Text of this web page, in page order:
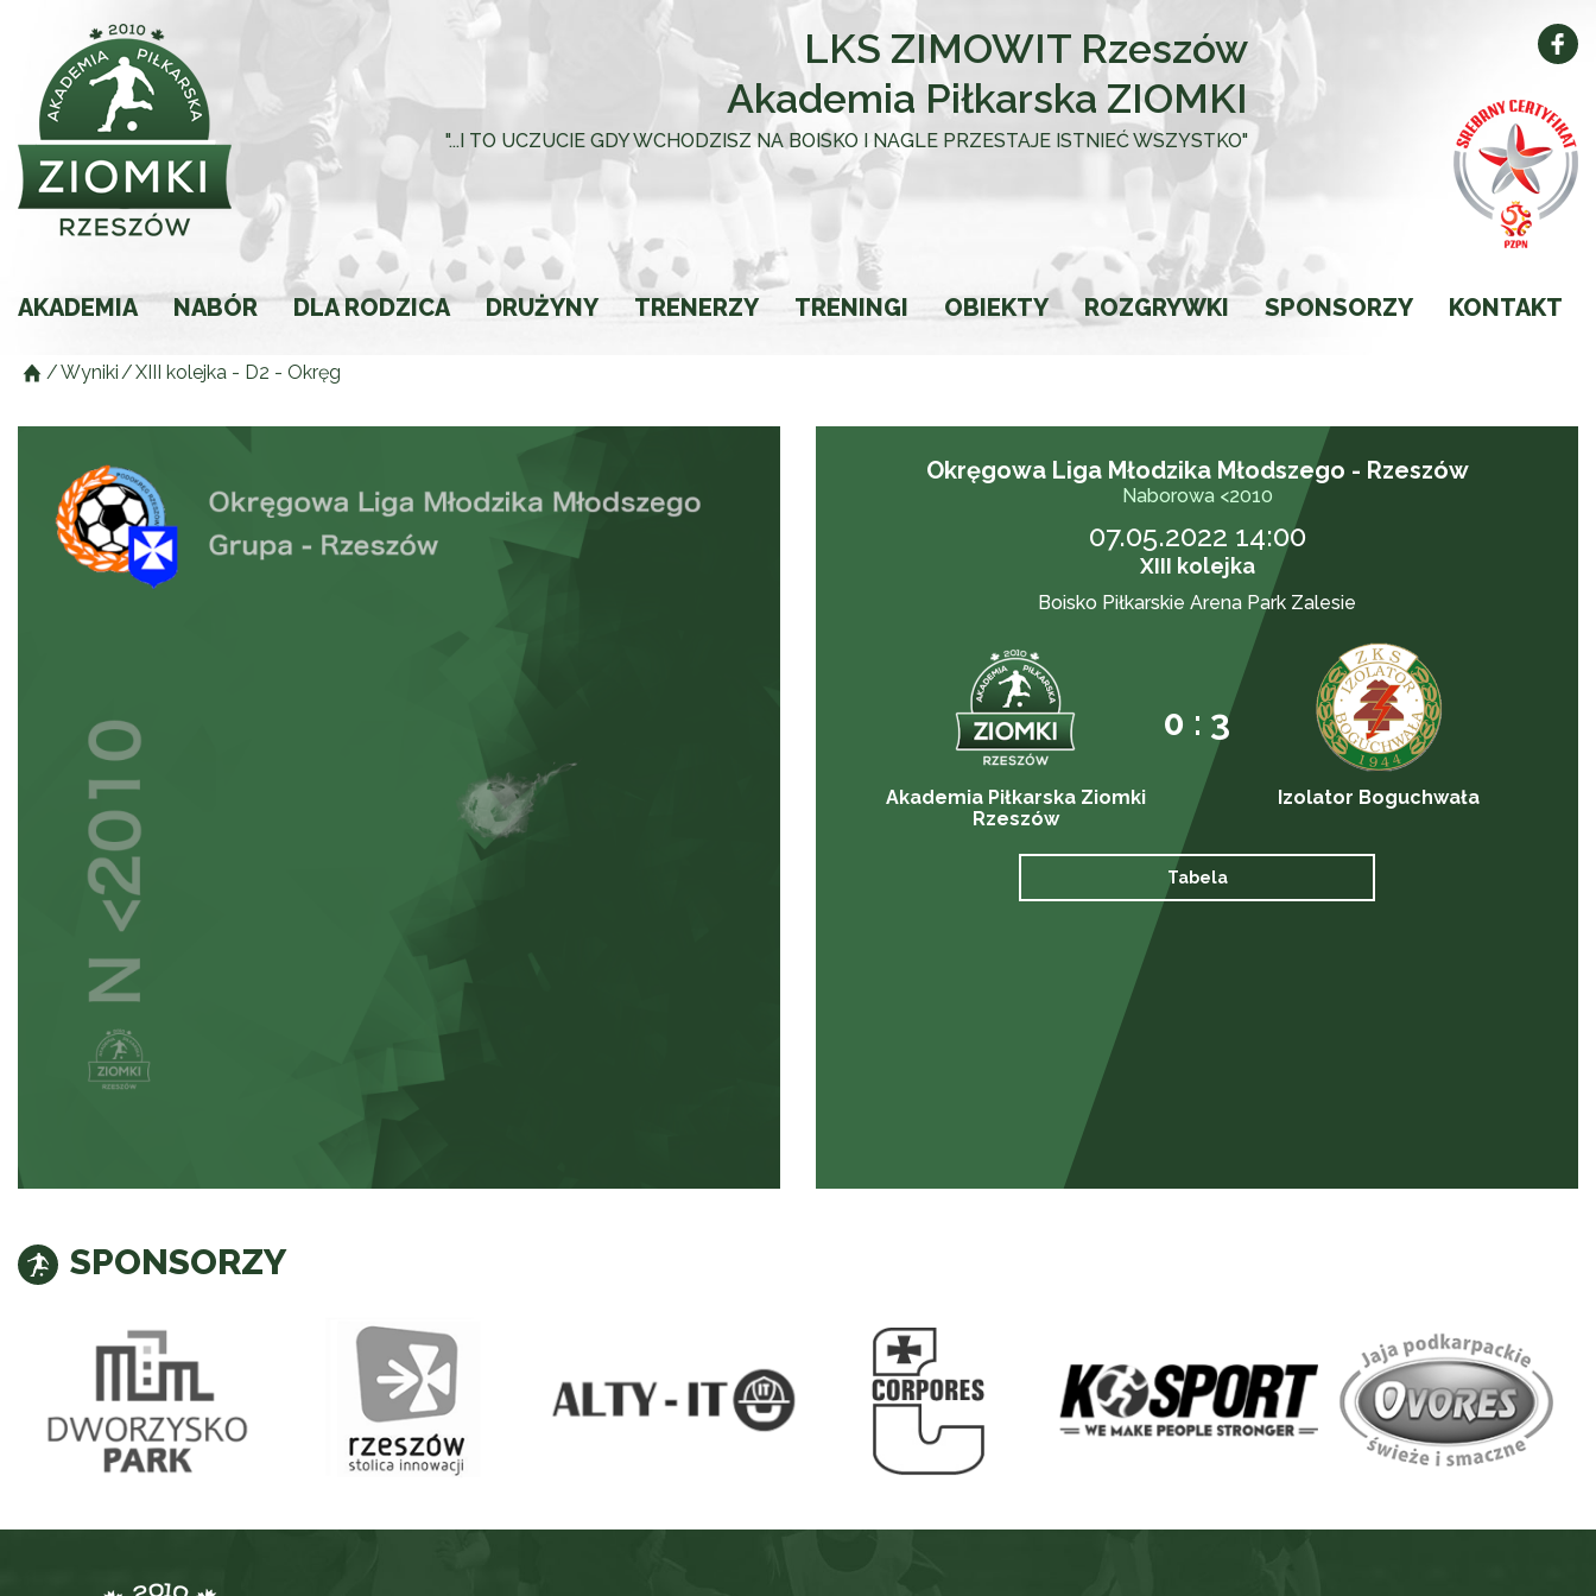
LKS ZIMOWIT Rzeszów
Akademia Piłkarska ZIOMKI
"...I TO UCZUCIE GDY WCHODZISZ NA BOISKO I NAGLE PRZESTAJE ISTNIEĆ WSZYSTKO"
AKADEMIA
Historia
NABÓR DLA RODZICA
Rodzic młodego sportowca
Składki
Ochrona Małoletnich
DRUŻYNY TRENERZY TRENINGI OBIEKTY ROZGRYWKI
Wyniki
Ligi
SPONSORZY KONTAKT
/Wyniki/XIII kolejka - D2 - Okręg
Okręgowa Liga Młodzika Młodszego - Rzeszów
Naborowa <2010
07.05.2022 14:00
XIII kolejka
Boisko Piłkarskie Arena Park Zalesie
0 : 3
Akademia Piłkarska Ziomki
Rzeszów
Izolator Boguchwała
Tabela
SPONSORZY